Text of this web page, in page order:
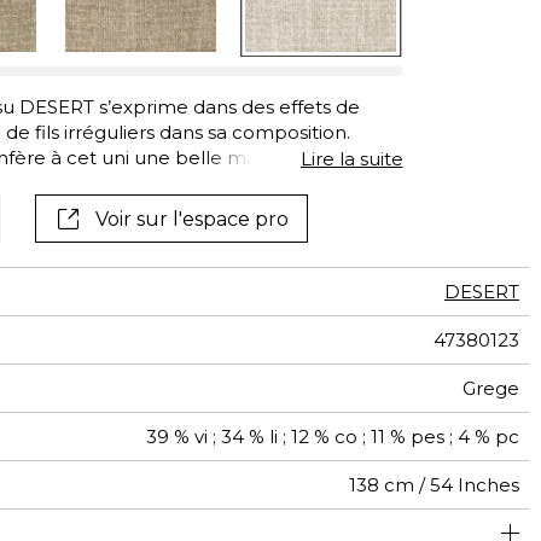
DESERT s’exprime dans des effets de
fils irréguliers dans sa composition.
à cet uni une belle matité. Fabriqué
Lire la suite
Voir sur l'espace pro
DESERT
47380123
Grege
39 % vi ; 34 % li ; 12 % co ; 11 % pes ; 4 % pc
138 cm / 54 Inches
Raccord libre
30000
classique : 20.000 à 40.000 cycles (Martindale) et/ou
35000
De large
660
aw - 0.15
Italie